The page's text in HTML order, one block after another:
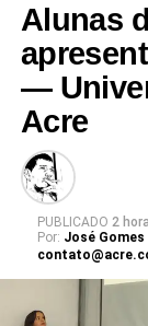
Alunas
—
Acre
PUBLICADO 2
Por: José Gomes